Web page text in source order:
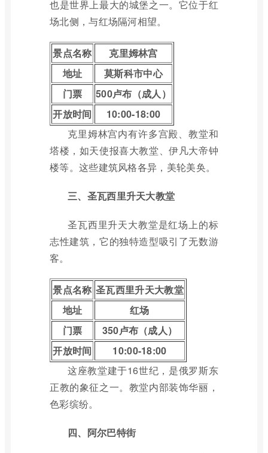
也是世界上最大的城堡之一。它位于红
场北侧，与红场隔河相望。
景点名称
克里姆林宫
地址
莫斯科市中心
门票
500卢布（成人）
开放时间
10:00-18:00
克里姆林宫内有许多宫殿、教堂和
塔楼，如天使报喜大教堂、伊凡大帝钟
楼等。这些建筑风格各异，美轮美奂。
三、圣瓦西里升天大教堂
圣瓦西里升天大教堂是红场上的标
志性建筑，它的独特造型吸引了无数游
客。
景点名称 圣瓦西里升天大教堂
地址
红场
门票
350卢布（成人）
开放时间
10:00-18:00
这座教堂建于16世纪，是俄罗斯东
正教的象征之一。教堂内部装饰华丽，
色彩缤纷。
四、阿尔巴特街